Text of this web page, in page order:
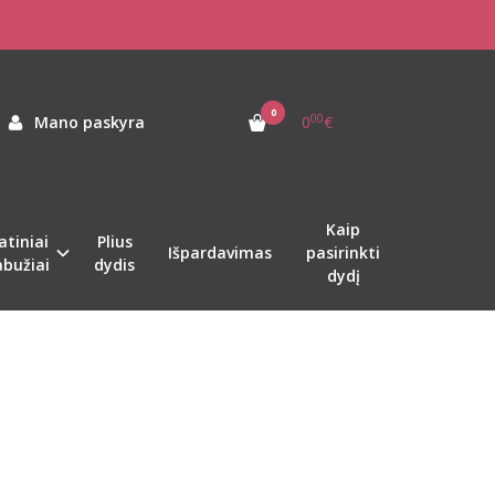
Mano paskyra 0 000€
Plius
dydis
Išpardavimas
Kaip
pasirinkti
dydį